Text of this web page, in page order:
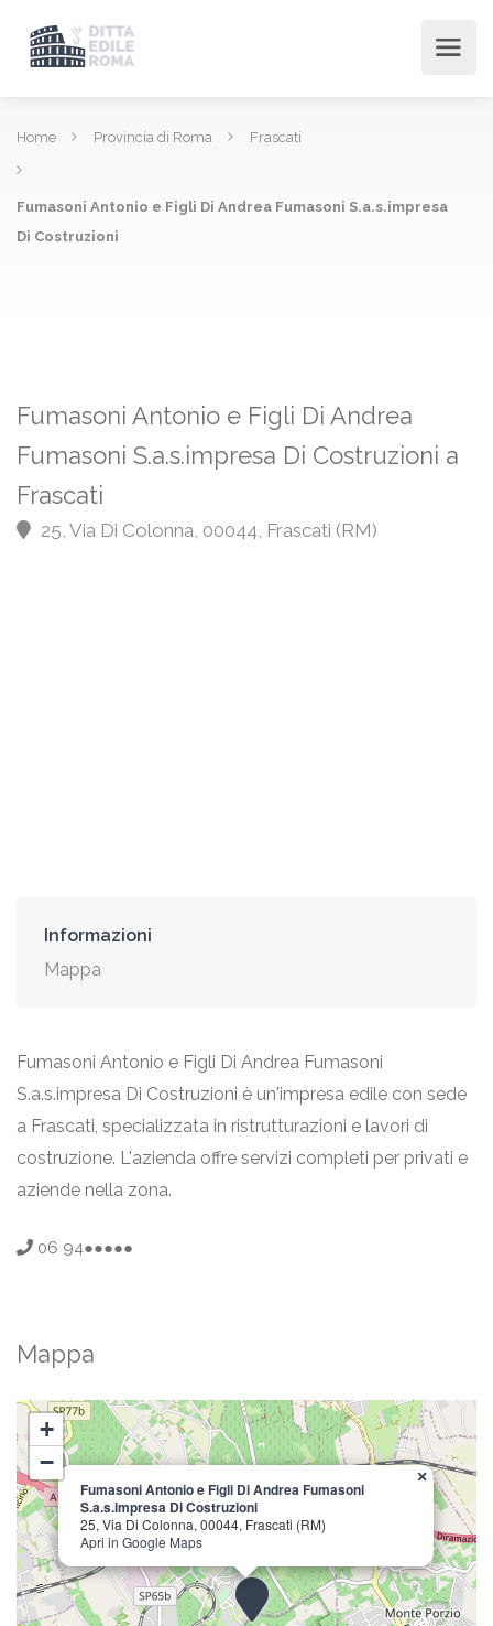
Home Provincia di Roma Frascati
Fumasoni Antonio e Figli Di Andrea Fumasoni S.a.s.impresa
Di Costruzioni
Fumasoni Antonio e Figli Di Andrea
Fumasoni S.a.s.impresa Di Costruzioni a
Frascati
25, Via Di Colonna, 00044, Frascati (RM)
Informazioni
Mappa
Fumasoni Antonio e Figli Di Andrea Fumasoni
S.a.s.impresa Di Costruzioni è un'impresa edile con sede
a Frascati, specializzata in ristrutturazioni e lavori di
costruzione. L'azienda offre servizi completi per privati e
aziende nella zona.
06 94●●●●●
Mappa
Fumasoni Antonio e Figli Di Andrea Fumasoni
S.a.s.impresa Di Costruzioni
25, Via Di Colonna, 00044, Frascati (RM)
Apri in Google Maps
×
+
−